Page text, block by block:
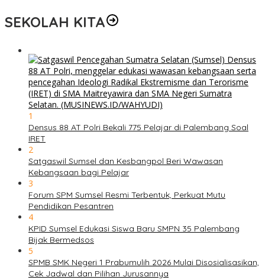
SEKOLAH KITA
1
Densus 88 AT Polri Bekali 775 Pelajar di Palembang Soal
IRET
2
Satgaswil Sumsel dan Kesbangpol Beri Wawasan
Kebangsaan bagi Pelajar
3
Forum SPM Sumsel Resmi Terbentuk, Perkuat Mutu
Pendidikan Pesantren
4
KPID Sumsel Edukasi Siswa Baru SMPN 35 Palembang
Bijak Bermedsos
5
SPMB SMK Negeri 1 Prabumulih 2026 Mulai Disosialisasikan,
Cek Jadwal dan Pilihan Jurusannya